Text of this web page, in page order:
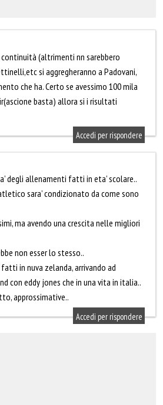
(altrimenti nn sarebbero
si aggregheranno a Padovani,
che ha. Certo se avessimo 100 mila
basta) allora si i risultati
Accedi per rispondere
degli allenamenti fatti in eta’ scolare..
sara’ condizionato da come sono
ma avendo una crescita nelle migliori
non esser lo stesso..
in nuva zelanda, arrivando ad
con eddy jones che in una vita in italia..
approssimative..
Accedi per rispondere